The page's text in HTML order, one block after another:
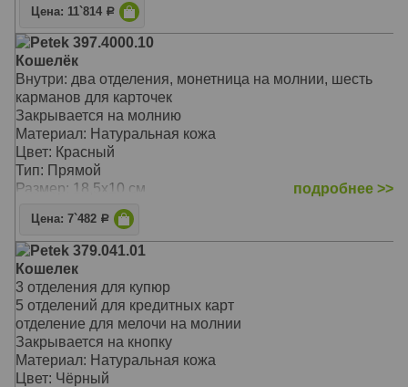
Цена: 11`814 Р
Petek 397.4000.10
Кошелёк
Внутри: два отделения, монетница на молнии, шесть
карманов для карточек
Закрывается на молнию
Материал: Натуральная кожа
Цвет: Красный
Тип: Прямой
Размер: 18,5х10 см
подробнее >>
Цена: 7`482 Р
Petek 379.041.01
Кошелек
3 отделения для купюр
5 отделений для кредитных карт
отделение для мелочи на молнии
Закрывается на кнопку
Материал: Натуральная кожа
Цвет: Чёрный